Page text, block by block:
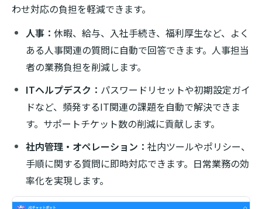
わせ対応の負担を軽減できます。
人事： 休暇、給与、入社手続き、福利厚生など、よく
ある人事関連の質問に自動で回答できます。人事担当
者の業務負担を削減します。
ITヘルプデスク： パスワードリセットや初期設定ガイ
ドなど、頻発するIT関連の課題を自動で解決できま
す。サポートチケット数の削減に貢献します。
社内管理・オペレーション： 社内ツールやポリシー、
手順に関する質問に即時対応できます。日常業務の効
率化を実現します。